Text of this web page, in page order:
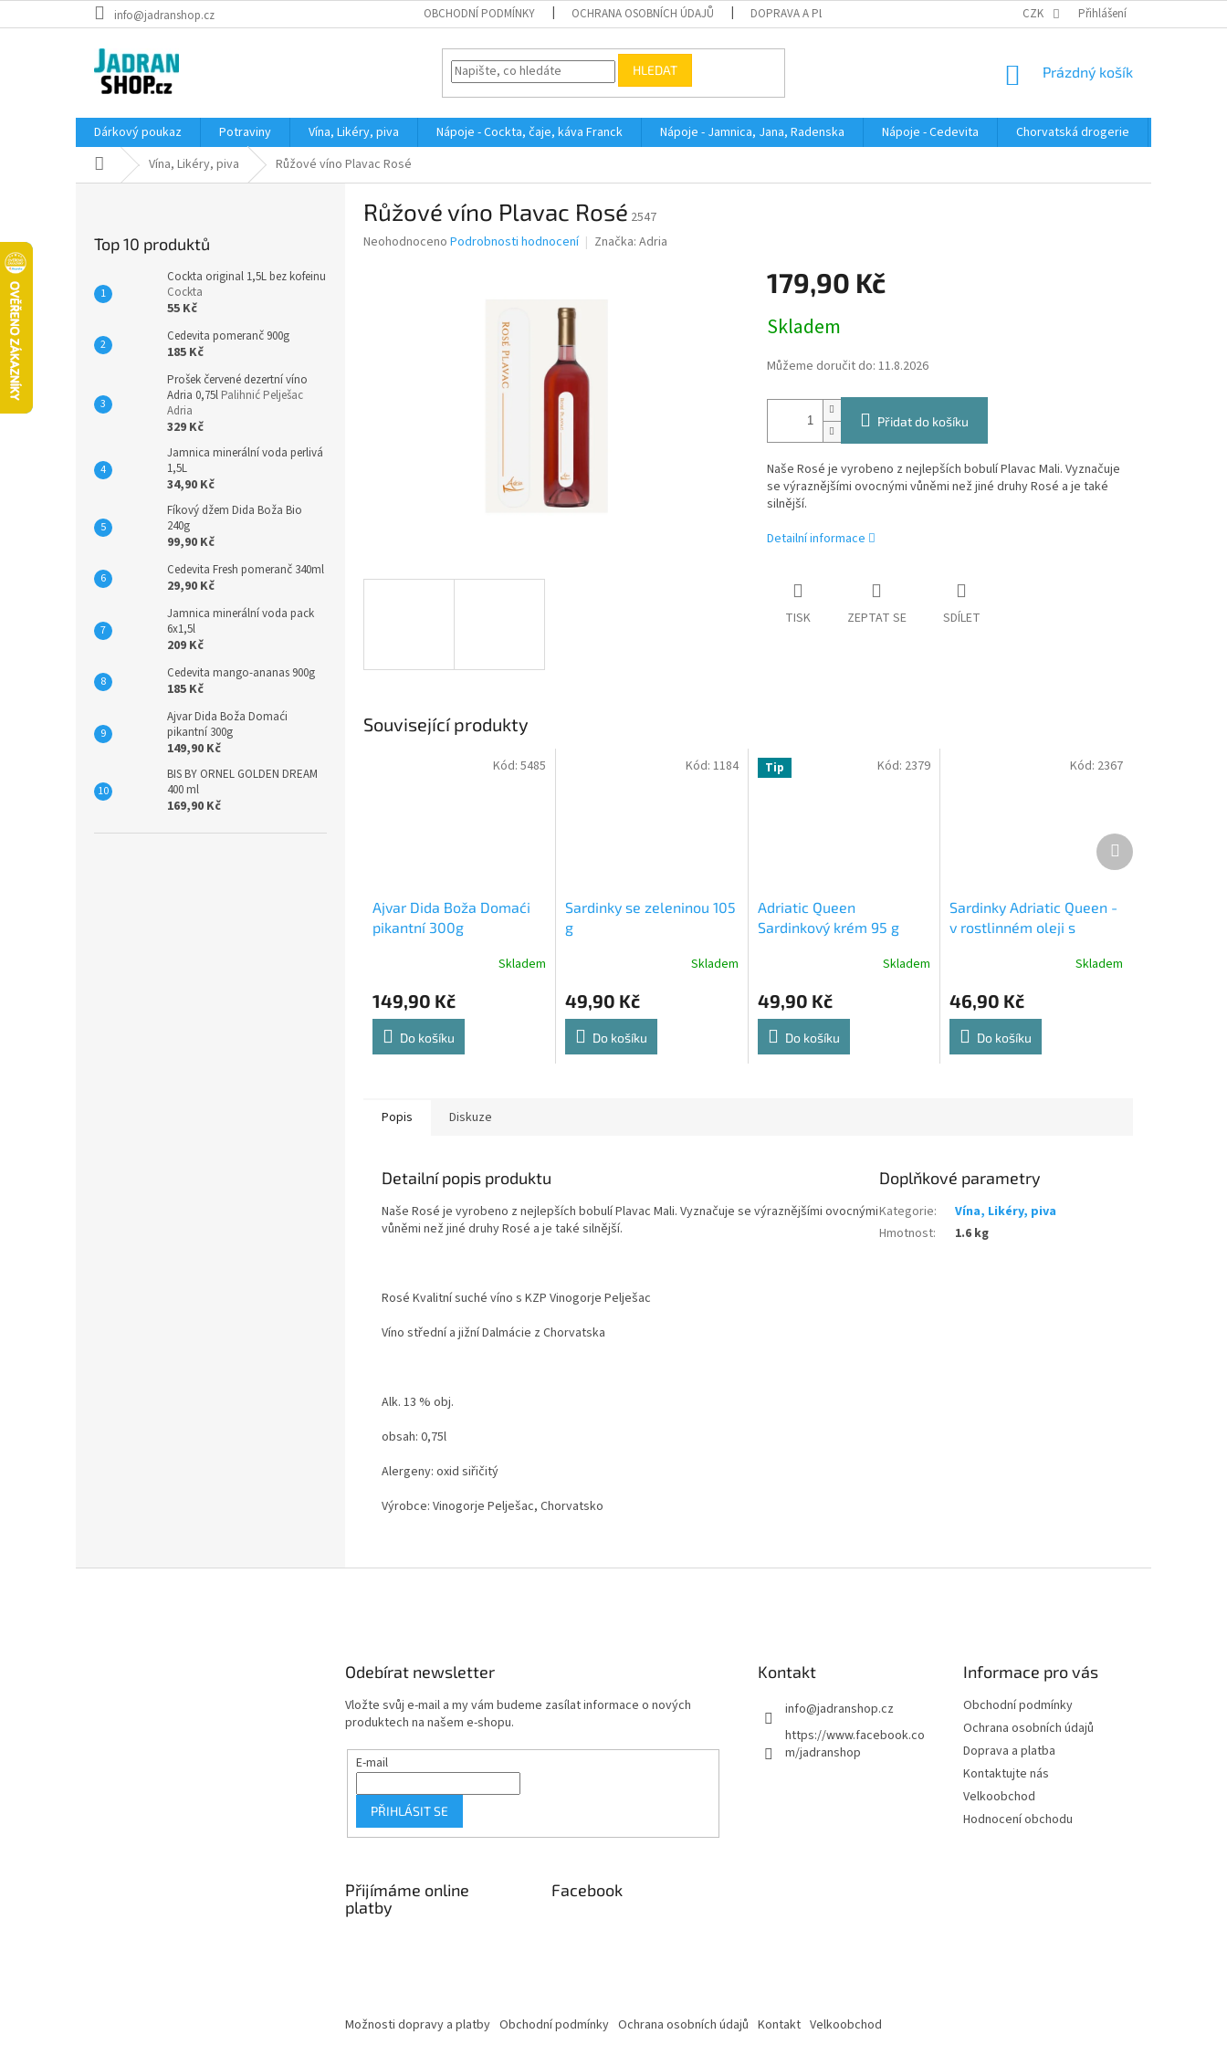
na
info@jadranshop.cz OBCHODNÍ PODMÍNKY OCHRANA OSOBNÍCH ÚDAJŮ DOPRAVA A PLATBA VELKOOBCHOD
CZK Přihlášení
HLEDAT
NÁKUPNÍ
Prázdný košík
Dárkový poukaz Potraviny Vína, Likéry, piva Nápoje - Cockta, čaje, káva Franck Nápoje - Jamnica, Jana, Radenska Nápoje - Cedevita Chorvatská drogerie
Domů Vína, Likéry, piva Růžové víno Plavac Rosé
Top 10 produktů
Cockta original 1,5L bez kofeinu
Cockta
55 Kč
Cedevita pomeranč 900g
185 Kč
Prošek červené dezertní víno
Adria 0,75l Palihnić Pelješac
Adria
329 Kč
Jamnica minerální voda perlivá
1,5L
34,90 Kč
Fíkový džem Dida Boža Bio
240g
99,90 Kč
Cedevita Fresh pomeranč 340ml
29,90 Kč
Jamnica minerální voda pack
6x1,5l
209 Kč
Cedevita mango-ananas 900g
185 Kč
Ajvar Dida Boža Domaći
pikantní 300g
149,90 Kč
BIS BY ORNEL GOLDEN DREAM
400 ml
169,90 Kč
Růžové víno Plavac Rosé 2547
Průměrné
Neohodnoceno Podrobnosti hodnocení Značka: Adria
179,90 Kč
cena:
Skladem
Můžeme doručit do: 11.8.2026
Přidat do košíku
Naše Rosé je vyrobeno z nejlepších bobulí Plavac Mali. Vyznačuje
se výraznějšími ovocnými vůněmi než jiné druhy Rosé a je také
silnější.
Detailní informace
TISK ZEPTAT SE SDÍLET
Související produkty
Ajvar Dida Boža Domaći
pikantní 300g
Skladem
149,90 Kč
Do košíku
Kód: 5485
Sardinky se zeleninou 105
g
Skladem
49,90 Kč
Do košíku
Kód: 1184 Tip
Adriatic Queen
Sardinkový krém 95 g
Skladem
49,90 Kč
Do košíku
Kód: 2379
Sardinky Adriatic Queen -
v rostlinném oleji s
Skladem
46,90 Kč
Do košíku
Kód: 2367
Další
produkt
Popis Diskuze
Detailní popis produktu
Naše Rosé je vyrobeno z nejlepších bobulí Plavac Mali. Vyznačuje se výraznějšími ovocnými
vůněmi než jiné druhy Rosé a je také silnější.
Rosé Kvalitní suché víno s KZP Vinogorje Pelješac
Víno střední a jižní Dalmácie z Chorvatska
Alk. 13 % obj.
obsah: 0,75l
Alergeny: oxid siřičitý
Výrobce: Vinogorje Pelješac, Chorvatsko
Doplňkové parametry
Kategorie:
Vína, Likéry, piva
Hmotnost: 1.6 kg
Odebírat newsletter
Vložte svůj e-mail a my vám budeme zasílat informace o nových
produktech na našem e-shopu.
E-mail
PŘIHLÁSIT SE
Kontakt
info@jadranshop.cz
https://www.facebook.co
m/jadranshop
Informace pro vás
Obchodní podmínky
Ochrana osobních údajů
Doprava a platba
Kontaktujte nás
Velkoobchod
Hodnocení obchodu
Přijímáme online
platby
Facebook
Možnosti dopravy a platby Obchodní podmínky Ochrana osobních údajů Kontakt Velkoobchod